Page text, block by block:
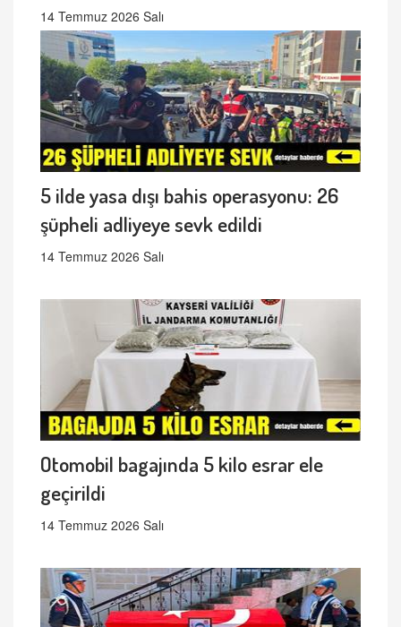
14 Temmuz 2026 Salı
5 ilde yasa dışı bahis operasyonu: 26
şüpheli adliyeye sevk edildi
14 Temmuz 2026 Salı
Otomobil bagajında 5 kilo esrar ele
geçirildi
14 Temmuz 2026 Salı